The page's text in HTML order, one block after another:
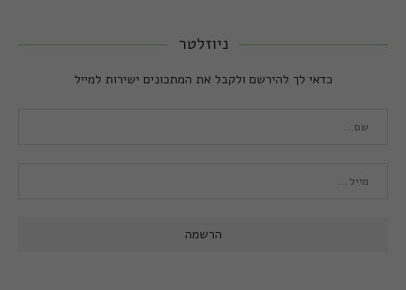
ניוזלטר
כדאי לך להירשם ולקבל את המתכונים ישירות למייל